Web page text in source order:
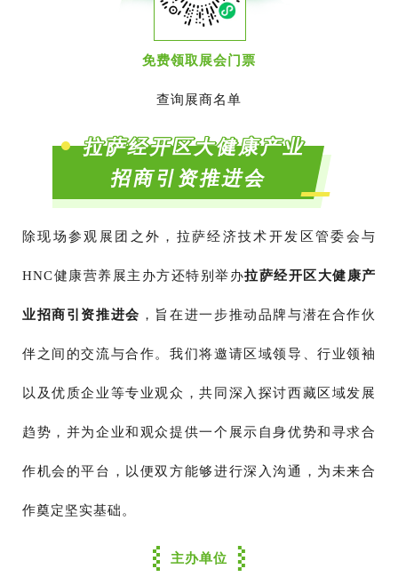
免费领取展会门票
查询展商名单
拉萨经开区大健康产业
招商引资推进会
除现场参观展团之外，拉萨经济技术开发区管委会与
HNC健康营养展主办方还特别举办拉萨经开区大健康产
业招商引资推进会 ，旨在进一步推动品牌与潜在合作伙
伴之间的交流与合作。我们将邀请区域领导、行业领袖
以及优质企业等专业观众，共同深入探讨西藏区域发展
趋势，并为企业和观众提供一个展示自身优势和寻求合
作机会的平台，以便双方能够进行深入沟通，为未来合
作奠定坚实基础。
主办单位